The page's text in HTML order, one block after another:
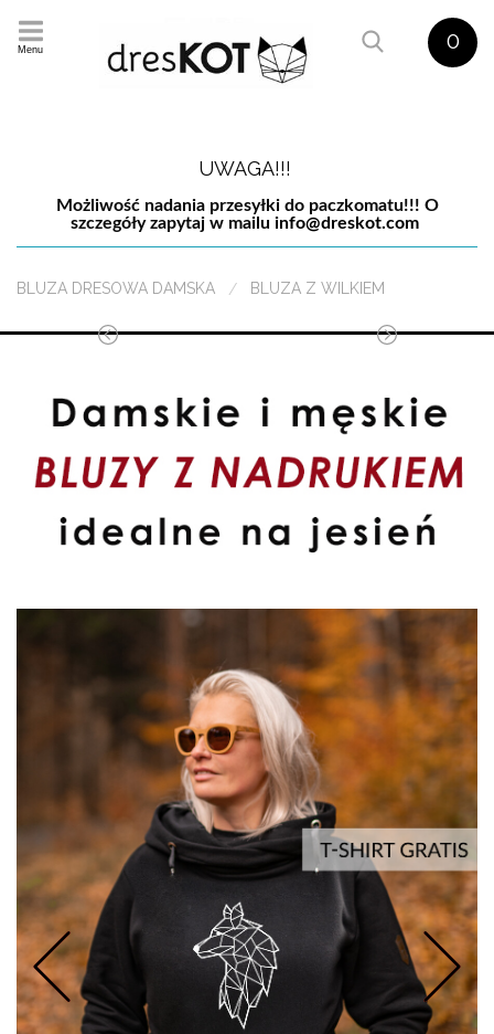
Menu 0
UWAGA!!!
Możliwość nadania przesyłki do paczkomatu!!! O
szczegóły zapytaj w mailu info@dreskot.com
BLUZA DRESOWA DAMSKA BLUZA Z WILKIEM
Prev Nastepne